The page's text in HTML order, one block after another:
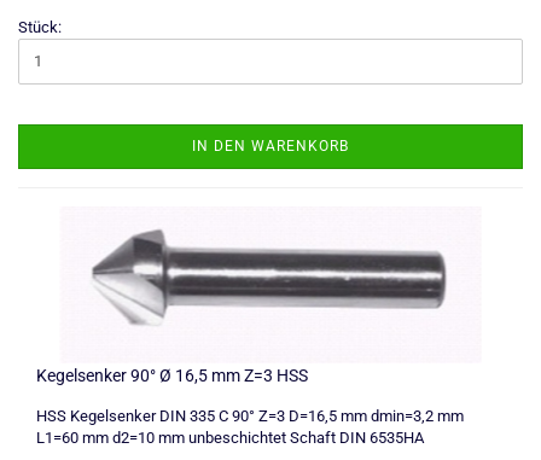
Stück:
IN DEN WARENKORB
Kegelsenker 90° Ø 16,5 mm Z=3 HSS
HSS Kegelsenker DIN 335 C 90° Z=3 D=16,5 mm dmin=3,2 mm
L1=60 mm d2=10 mm unbeschichtet Schaft DIN 6535HA